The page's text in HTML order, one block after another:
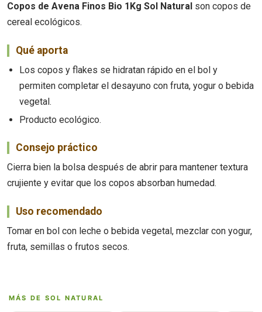
Copos de Avena Finos Bio 1Kg Sol Natural son copos de
cereal ecológicos.
Qué aporta
Los copos y flakes se hidratan rápido en el bol y
permiten completar el desayuno con fruta, yogur o bebida
vegetal.
Producto ecológico.
Consejo práctico
Cierra bien la bolsa después de abrir para mantener textura
crujiente y evitar que los copos absorban humedad.
Uso recomendado
Tomar en bol con leche o bebida vegetal, mezclar con yogur,
fruta, semillas o frutos secos.
MÁS DE SOL NATURAL